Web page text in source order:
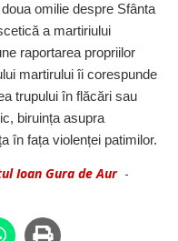
omilie despre Sfânta
a martiriului
raportarea propriilor
martirului îi corespunde
trupului în flăcări sau
biruința asupra
în fața violenței patimilor.
Ioan Gura de Aur-